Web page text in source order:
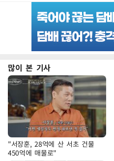
많이 본 기사
"서장훈, 28억에 산 서초 건물
450억에 매물로"